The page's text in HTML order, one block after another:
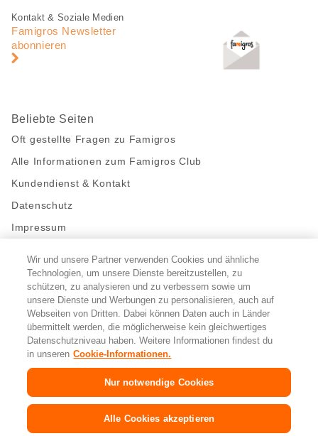
Fusszeile
Fusszeile
Navigation
Kontakt & Soziale Medien
Famigros Newsletter
abonnieren
Beliebte Seiten
Oft gestellte Fragen zu Famigros
Alle Informationen zum Famigros Club
Kundendienst & Kontakt
Datenschutz
Impressum
Bleibe mit uns in Kontakt
Facebook
https://twitter.com/migros
https://www.youtube.com/user/
PinterestInstagram
Cookie-Einstellungen
© 2026 Migros-Genossenschafts-Bund
FR IT
Wir und unsere Partner verwenden Cookies und ähnliche
Technologien, um unsere Dienste bereitzustellen, zu
schützen, zu analysieren und zu verbessern sowie um
unsere Dienste und Werbungen zu personalisieren, auch auf
Webseiten von Dritten. Dabei können Daten auch in Länder
übermittelt werden, die möglicherweise kein gleichwertiges
Datenschutzniveau haben. Weitere Informationen findest du
in unseren Cookie-Informationen.
Nur notwendige Cookies
Alle Cookies akzeptieren